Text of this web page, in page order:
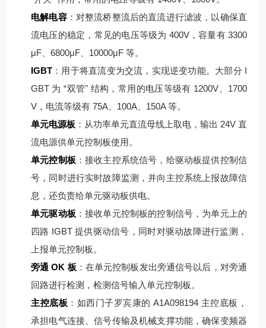
电解电容：对整流桥整流后的直流进行滤波，以确保直
流电压的稳定，常见的电压等级为 400V，容量有 3300
μF、6800μF、10000μF 等。
IGBT ：用于将直流变为交流，实现逆变功能。大部分 I
GBT 为 “双管" 结构，常用的电压等级有 1200V、1700
V，电流等级有 75A、100A、150A 等。
单元电源板 ：从功率单元直流母线上取电，输出 24V 直
流电源供单元控制板使用。
单元控制板 ：接收主控系统信号，给驱动板提供控制信
号，同时进行实时故障监测，并向主控系统上报故障信
息，还负责给单元驱动板供电。
单元驱动板 ：接收单元控制板的控制信号，为单元上的
四路 IGBT 提供驱动信号，同时对驱动故障进行监测，
上报单元控制板。
旁通 OK 板 ：在单元控制板发出旁通信号以后，对旁通
回路进行检测，检测信号输入单元控制板。
主控底板 ：如西门子罗宾康的 A1A098194 主控底板，
承担电气连接、信号传输及机械支撑功能，确保变频器